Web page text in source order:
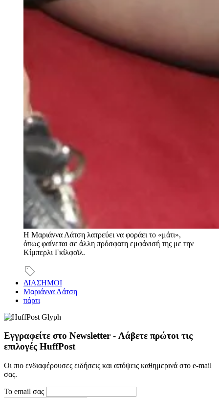
Η Μαριάννα Λάτση λατρεύει να φοράει το «μάτι»,
όπως φαίνεται σε άλλη πρόσφατη εμφάνισή της με την
Κίμπερλι Γκίλφοϊλ.
ΔΙΑΣΗΜΟΙ
Μαριάννα Λάτση
πάρτι
Εγγραφείτε στο Newsletter - Λάβετε πρώτοι τις
επιλογές HuffPost
Οι πιο ενδιαφέρουσες ειδήσεις και απόψεις καθημερινά στο e-mail
σας.
Το email σας